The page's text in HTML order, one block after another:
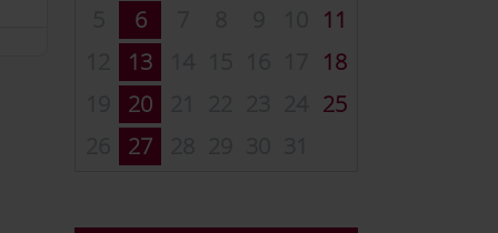
6
11
13
18
20
25
27